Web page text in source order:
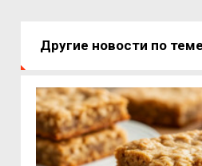
Другие новости по теме